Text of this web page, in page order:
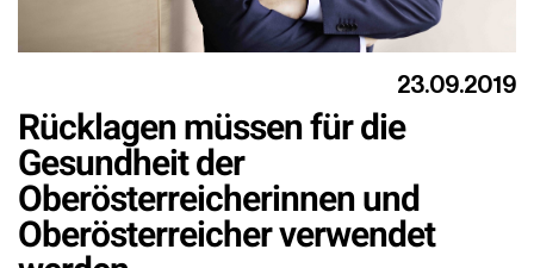
23.09.2019
Rücklagen müssen für die
Gesundheit der
Oberösterreicherinnen und
Oberösterreicher verwendet